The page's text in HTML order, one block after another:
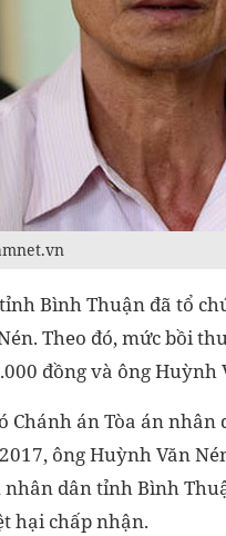
Bình Thuận đã tổ
Theo đó, mức bồi
đồng và ông
Chánh án Tòa án
ông Huỳnh Văn
nhân dân tỉnh Bình
hại chấp nhận.